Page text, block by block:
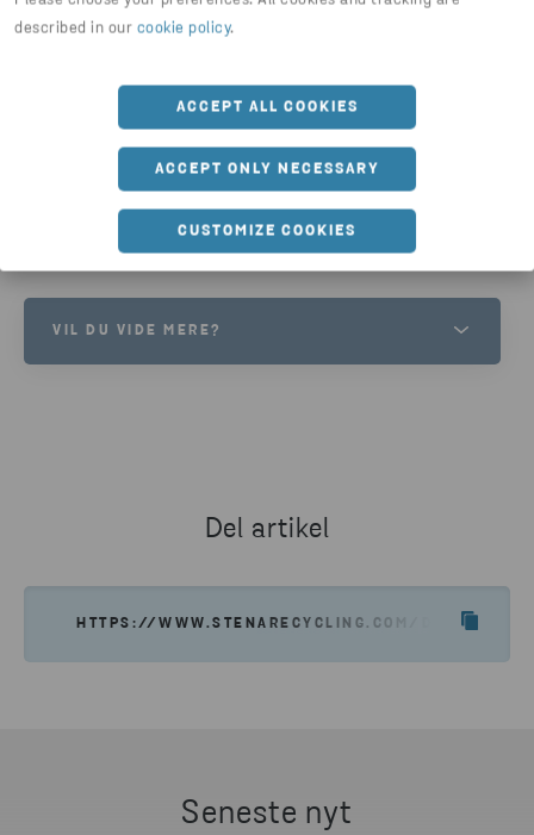
described in our cookie policy.
ACCEPT ALL COOKIES
ACCEPT ONLY NECESSARY
CUSTOMIZE COOKIES
energiproduktion
energiproduktion
Øget kapacitet og bedre arbejdsforhold
VIL DU VIDE MERE?
Del artikel
HTTPS://WWW.STENARECYCLING.COM/DA/
Seneste nyt